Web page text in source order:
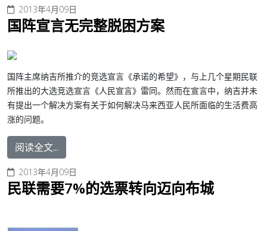
2013年4月09日
国阵宣言无完整脱困方案
国阵主席纳吉所推介的竞选宣言《承诺的希望》，与上几个星期民联
所推出的大选竞选宣言《人民宣言》雷同。然而在宣言中，纳吉并未
有提出一个解决方案有关于如何解决马来西亚人民所面临的生活费高
涨的问题。
阅读全文...
2013年4月09日
民联需要7%的选票转向迈向布城